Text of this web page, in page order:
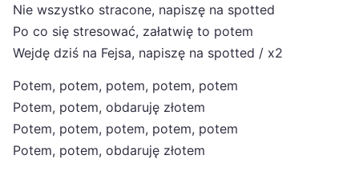
Nie wszystko stracone, napiszę na spotted
Po co się stresować, załatwię to potem
Wejdę dziś na Fejsa, napiszę na spotted / x2
Potem, potem, potem, potem, potem
Potem, potem, obdaruję złotem
Potem, potem, potem, potem, potem
Potem, potem, obdaruję złotem